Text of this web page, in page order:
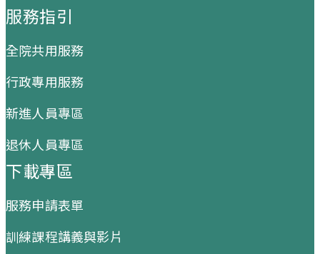
服務指引
全院共用服務
行政專用服務
新進人員專區
退休人員專區
下載專區
服務申請表單
訓練課程講義與影片